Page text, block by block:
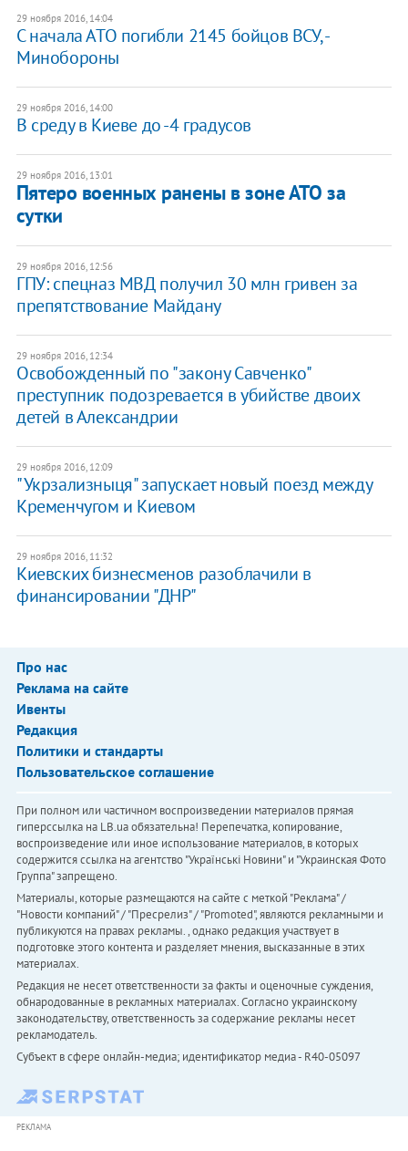
29 ноября 2016, 14:04
С начала АТО погибли 2145 бойцов ВСУ, -
Минобороны
29 ноября 2016, 14:00
В среду в Киеве до -4 градусов
29 ноября 2016, 13:01
Пятеро военных ранены в зоне АТО за
сутки
29 ноября 2016, 12:56
ГПУ: спецназ МВД получил 30 млн гривен за
препятствование Майдану
29 ноября 2016, 12:34
Освобожденный по "закону Савченко"
преступник подозревается в убийстве двоих
детей в Александрии
29 ноября 2016, 12:09
"Укрзализныця" запускает новый поезд между
Кременчугом и Киевом
29 ноября 2016, 11:32
Киевских бизнесменов разоблачили в
финансировании "ДНР"
Про нас
Реклама на сайте
Ивенты
Редакция
Политики и стандарты
Пользовательское соглашение
При полном или частичном воспроизведении материалов прямая
гиперссылка на LB.ua обязательна! Перепечатка, копирование,
воспроизведение или иное использование материалов, в которых
содержится ссылка на агентство "Українськi Новини" и "Украинская Фото
Группа" запрещено.
Материалы, которые размещаются на сайте с меткой "Реклама" /
"Новости компаний" / "Пресрелиз" / "Promoted", являются рекламными и
публикуются на правах рекламы. , однако редакция участвует в
подготовке этого контента и разделяет мнения, высказанные в этих
материалах.
Редакция не несет ответственности за факты и оценочные суждения,
обнародованные в рекламных материалах. Согласно украинскому
законодательству, ответственность за содержание рекламы несет
рекламодатель.
Субъект в сфере онлайн-медиа; идентификатор медиа - R40-05097
РЕКЛАМА